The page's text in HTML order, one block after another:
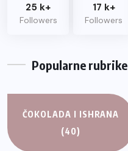
25 k+
Followers
17 k+
Followers
Popularne rubrike
ČOKOLADA I ISHRANA
(40)